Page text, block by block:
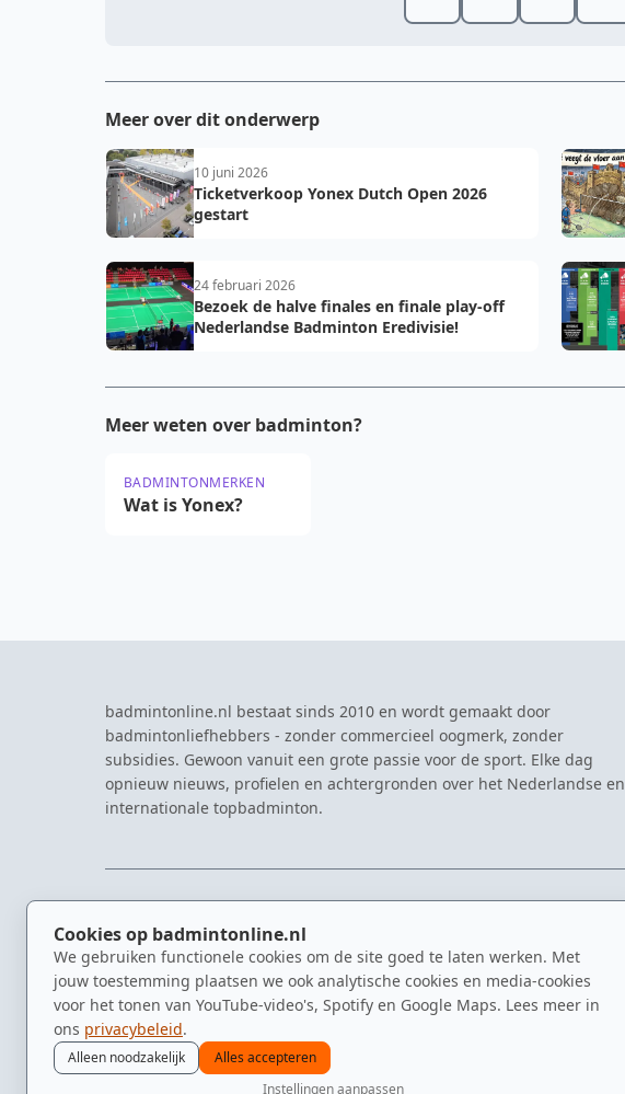
Cookies op badmintonline.nl
We gebruiken functionele cookies om de site goed te laten werken. Met
jouw toestemming plaatsen we ook analytische cookies en media-cookies
voor het tonen van YouTube-video's, Spotify en Google Maps. Lees meer in
ons privacybeleid.
Alleen noodzakelijk
Alles accepteren
Instellingen aanpassen
Meer over dit onderwerp
10 juni 2026
Ticketverkoop Yonex Dutch Open 2026
gestart
24 februari 2026
Bezoek de halve finales en finale play-off
Nederlandse Badminton Eredivisie!
Meer weten over badminton?
BADMINTONMERKEN
Wat is Yonex?
badmintonline.nl bestaat sinds 2010 en wordt gemaakt door
badmintonliefhebbers - zonder commercieel oogmerk, zonder
subsidies. Gewoon vanuit een grote passie voor de sport. Elke dag
opnieuw nieuws, profielen en achtergronden over het Nederlandse en
internationale topbadminton.
Nieuws
Kennisbank
Spelers
Clubs
Video's
Eredivisie
NK Badminton
Dutch Open
Zomerbadminton